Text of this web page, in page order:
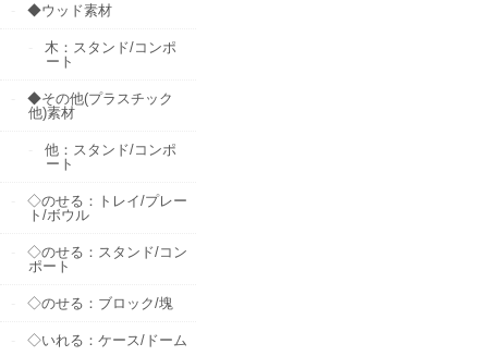
◆ウッド素材
木：スタンド/コンポ
ート
◆その他(プラスチック
他)素材
他：スタンド/コンポ
ート
◇のせる：トレイ/プレー
ト/ボウル
◇のせる：スタンド/コン
ポート
◇のせる：ブロック/塊
◇いれる：ケース/ドーム